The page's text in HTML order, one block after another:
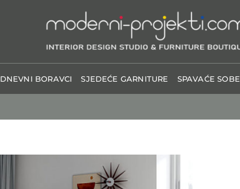
DNEVNI BORAVCI SJEDEĆE GARNITURE SPAVAĆE SOBE